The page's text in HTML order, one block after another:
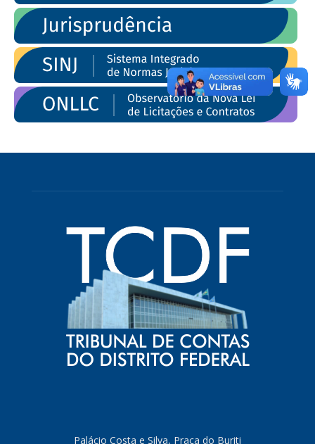
Palácio Costa e Silva, Praça do Buriti